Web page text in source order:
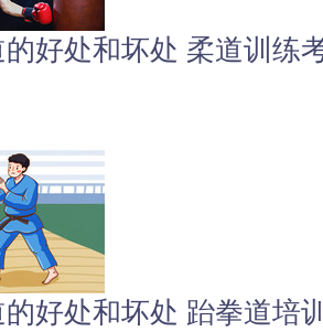
好处和坏处 柔道训练
好处和坏处 跆拳道培